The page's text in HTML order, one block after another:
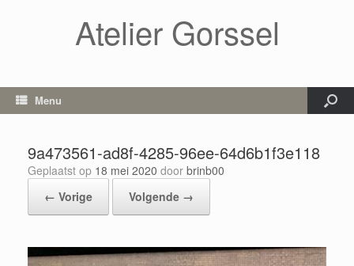
Atelier Gorssel
Menu
9a473561-ad8f-4285-96ee-64d6b1f3e118
Geplaatst op 18 mei 2020 door brinb00
← Vorige
Volgende →